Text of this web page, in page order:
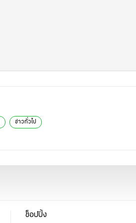
ข่าวทั่วไป
ช็อปปิ้ง